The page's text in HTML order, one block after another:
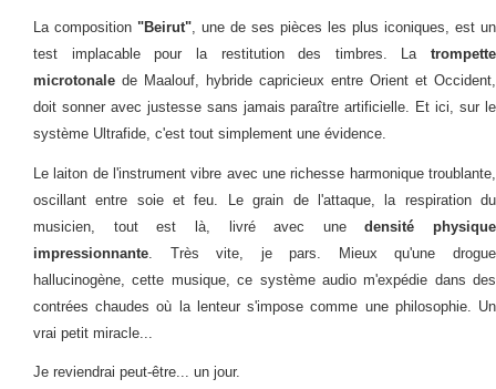
La composition "Beirut", une de ses pièces les plus iconiques, est un
test implacable pour la restitution des timbres. La trompette
microtonale de Maalouf, hybride capricieux entre Orient et Occident,
doit sonner avec justesse sans jamais paraître artificielle. Et ici, sur le
système Ultrafide, c'est tout simplement une évidence.
Le laiton de l'instrument vibre avec une richesse harmonique troublante,
oscillant entre soie et feu. Le grain de l'attaque, la respiration du
musicien, tout est là, livré avec unedensité physique
impressionnante . Très vite, je pars. Mieux qu'une drogue
hallucinogène, cette musique, ce système audio m'expédie dans des
contrées chaudes où la lenteur s'impose comme une philosophie. Un
vrai petit miracle...
Je reviendrai peut-être... un jour.